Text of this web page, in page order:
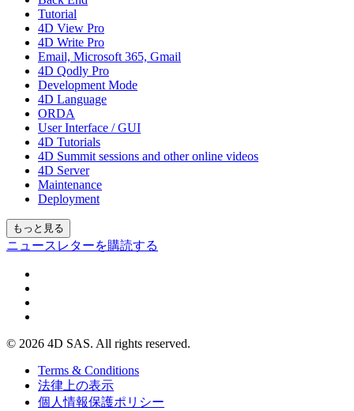
Tutorial
4D View Pro
4D Write Pro
Email, Microsoft 365, Gmail
4D Qodly Pro
Development Mode
4D Language
ORDA
User Interface / GUI
4D Tutorials
4D Summit sessions and other online videos
4D Server
Maintenance
Deployment
もっと見る
ニュースレターを購読する
© 2026 4D SAS. All rights reserved.
Terms & Conditions
法律上の表示
個人情報保護ポリシー